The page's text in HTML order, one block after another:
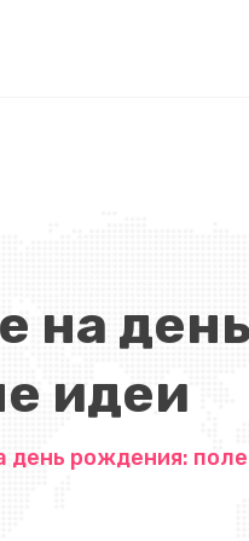
на
идеи
день рождения: